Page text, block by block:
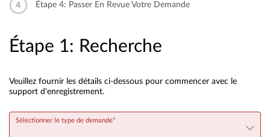
Étape 4: Passer En Revue Votre Demande
Étape 1: Recherche
Veuillez fournir les détails ci-dessous pour commencer avec le
support d'enregistrement.
Sélectionner le type de demande